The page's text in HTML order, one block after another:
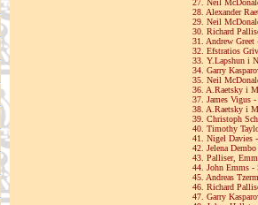
27. Neil
28. Alexander
29. Neil
30. Richard
31. Andrew Greet
32. Efstratios
33. Y.Lapshun i
34. Garry
35. Neil
36. A.Raetsky i
37. James Vigus
38. A.Raetsky i
39. Christoph
40. Timothy
41. Nigel Davies
42. Jelena
43. Palliser,
44. John Emms
45. Andreas
46. Richard
47. Garry